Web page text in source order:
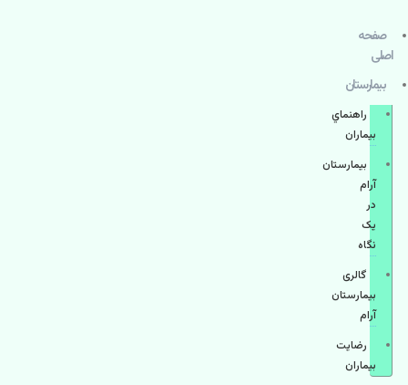
صفحه
اصلی
بيمارستان
راهنماي
بیماران
بیمارستان
آرام
در
یک
نگاه
گالری
بیمارستان
آرام
رضایت
بیماران